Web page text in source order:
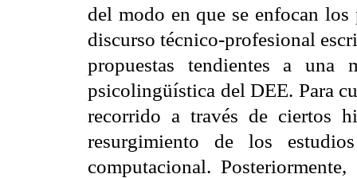
del modo en que se enfocan
discurso técnico-profesional
propuestas tendientes a una
psicolingüística del DEE. Para
recorrido a través de ciertos
resurgimiento de los
computacional.